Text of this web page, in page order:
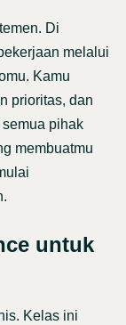
Di
melalui
Kamu
prioritas, dan
pihak
membuatmu
untuk
Kelas ini